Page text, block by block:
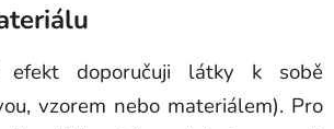
efekt doporučuji látky k sobě
vzorem nebo materiálem). Pro